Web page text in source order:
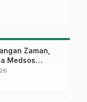
Zaman,
Medsos
Pekalongan